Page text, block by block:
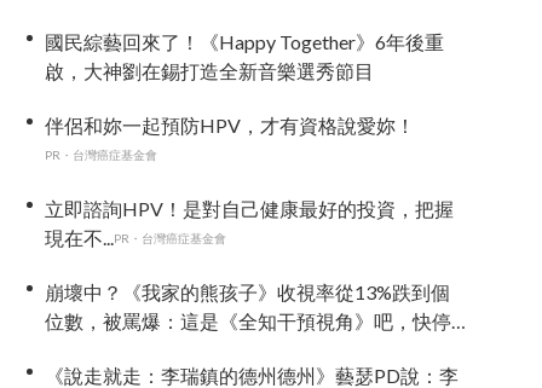
國民綜藝回來了！《Happy Together》6年後重
啟，大神劉在錫打造全新音樂選秀節目
伴侶和妳一起預防HPV，才有資格說愛妳！
PR・台灣癌症基金會
立即諮詢HPV！是對自己健康最好的投資，把握
現在不...
PR・台灣癌症基金會
崩壞中？《我家的熊孩子》收視率從13%跌到個
位數，被罵爆：這是《全知干預視角》吧，快停
《說走就走：李瑞鎮的德州德州》藝瑟PD說：李